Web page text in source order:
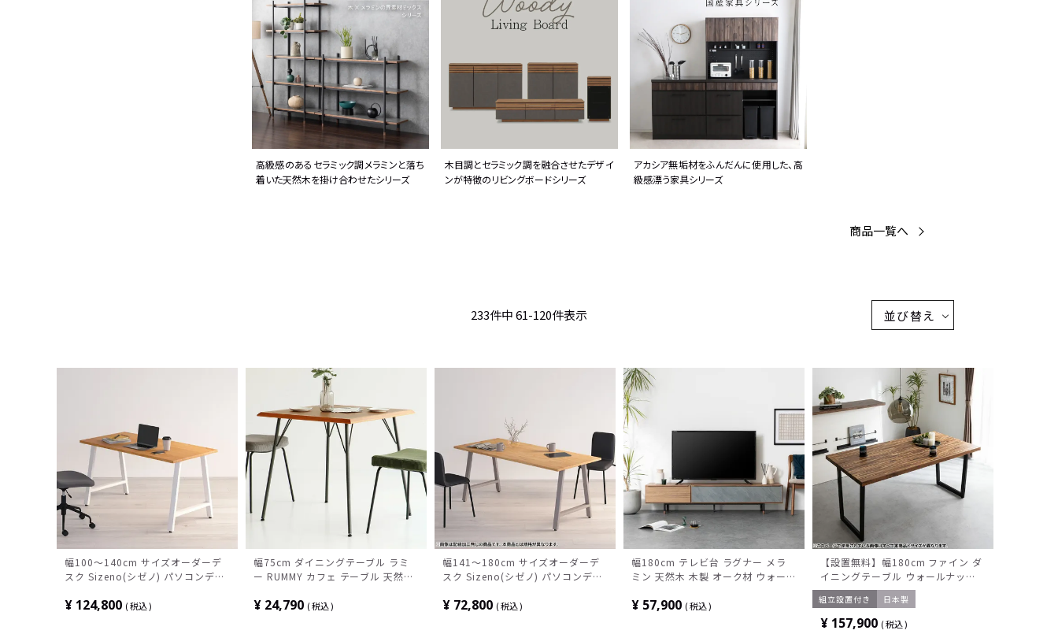
高級感のあるセラミック調メラミンと落ち
着いた天然木を掛け合わせたシリーズ
木目調とセラミック調を融合させたデザイ
ンが特徴のリビングボードシリーズ
アカシア無垢材をふんだんに使用した、高
級感漂う家具シリーズ
商品一覧へ
並び替え
233件中61-120件表示
幅100～140cm サイズオーダーデ
スク Sizeno(シゼノ) パソコンデス
脚 スチール脚 天然木 パソコンデス
¥ 124,800 税込
幅75cm ダイニングテーブル ラミ
ー RUMMY カフェ テーブル 天然木
正方形 コンパクト 食卓テーブル お
¥ 24,790 税込
幅141～180cm サイズオーダーデ
スク Sizeno(シゼノ) パソコンデス
脚 天然木 パソコンデスク 切り欠き
¥ 72,800 税込
幅180cm テレビ台 ラグナー メラ
ミン 天然木 木製 オーク材 ウォー
納 テレビボード ローボード おしゃ
¥ 57,900 税込
【設置無料】幅180cm ファイン ダ
イニングテーブル ウォールナット
木製 天然木 集成材 オイル塗装 ス
チール脚 長方形 国産 日本製 ダイ
ニング 机 食卓テーブル おしゃれ
組立設置付き 日本製
¥ 157,900 税込